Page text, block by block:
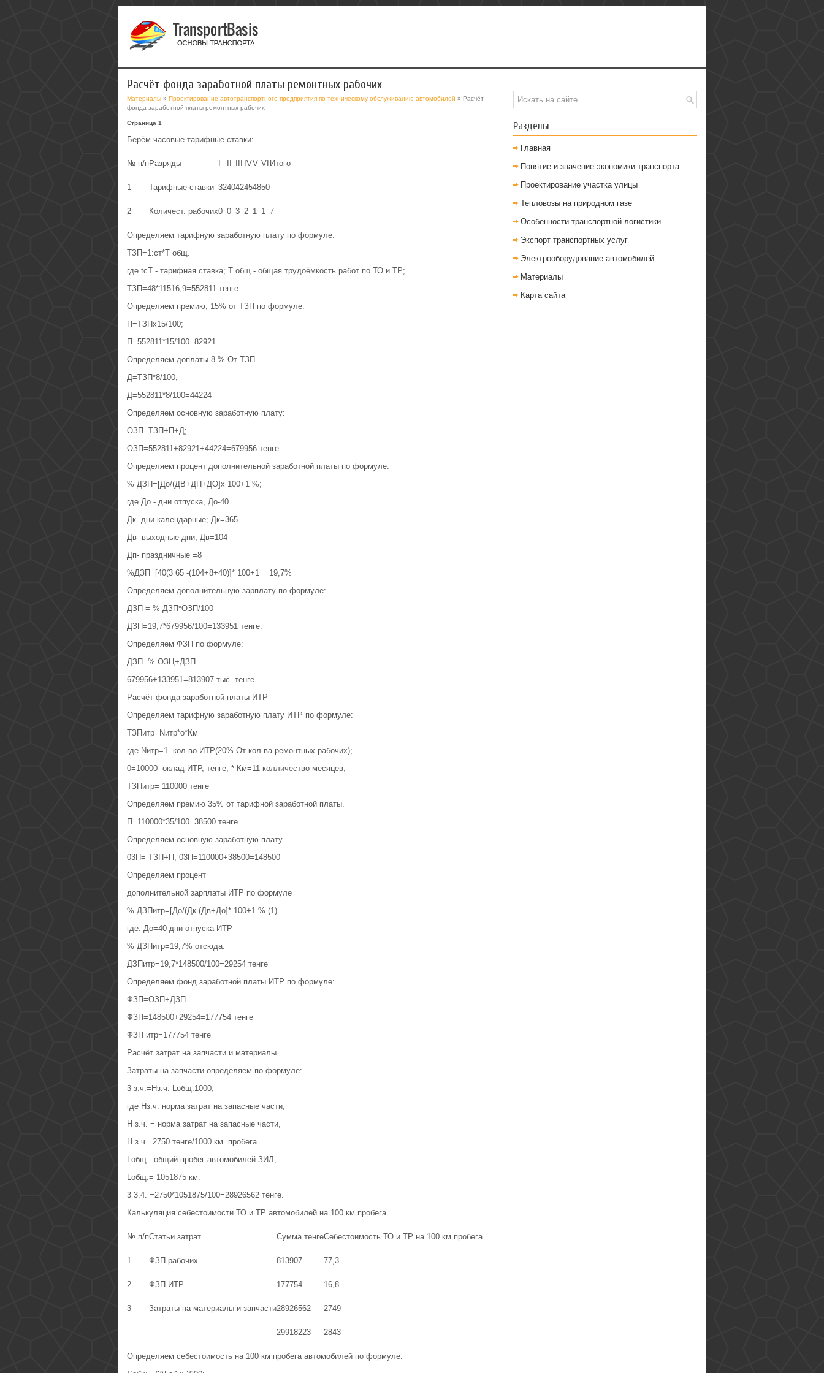
Расчёт фонда заработной платы ремонтных рабочих
Материалы » Проектирование автотранспортного предприятия по техническому обслуживанию автомобилей » Расчёт
фонда заработной платы ремонтных рабочих
Страница 1
Берём часовые тарифные ставки:
№ п/пРазряды IVV VI Итого
1 Тарифные ставки 324042454850
2 Количест. рабочих0 0 3 2 1 1 7
Определяем тарифную заработную плату по формуле:
ТЗП=1:ст*Т общ.
где tcT - тарифная ставка; Т общ - общая трудоёмкость работ по ТО и TP;
ТЗП=48*11516,9=552811 тенге.
Определяем премию, 15% от ТЗП по формуле:
П=ТЗПх15/100;
П=552811*15/100=82921
Определяем доплаты 8 % От ТЗП.
Д=ТЗП*8/100;
Д=552811*8/100=44224
Определяем основную заработную плату:
ОЗП=ТЗП+П+Д;
ОЗП=552811+82921+44224=679956 тенге
Определяем процент дополнительной заработной платы по формуле:
% ДЗП=[До/(ДВ+ДП+ДО]х 100+1 %;
где До - дни отпуска, До-40
Дк- дни календарные; Дк=365
Дв- выходные дни, Дв=104
Дп- праздничные =8
%ДЗП=[40(3 65 -(104+8+40)]* 100+1 = 19,7%
Определяем дополнительную зарплату по формуле:
ДЗП = % ДЗП*ОЗП/100
ДЗП=19,7*679956/100=133951 тенге.
Определяем ФЗП по формуле:
ДЗП=% ОЗЦ+ДЗП
679956+133951=813907 тыс. тенге.
Расчёт фонда заработной платы ИТР
Определяем тарифную заработную плату ИТР по формуле:
ТЗПитр=Nитр*о*Км
где Nитр=1- кол-во ИТР(20% От кол-ва ремонтных рабочих);
0=10000- оклад ИТР, тенге; * Км=11-колличество месяцев;
ТЗПитр= 110000 тенге
Определяем премию 35% от тарифной заработной платы.
П=110000*35/100=38500 тенге.
Определяем основную заработную плату
03П= ТЗП+П; 03П=110000+38500=148500
Определяем процент
дополнительной зарплаты ИТР по формуле
% ДЗПитр=[До/(Дк-(Дв+До]* 100+1 % (1)
где: До=40-дни отпуска ИТР
% ДЗПитр=19,7% отсюда:
ДЗПитр=19,7*148500/100=29254 тенге
Определяем фонд заработной платы ИТР по формуле:
ФЗП=ОЗП+ДЗП
ФЗП=148500+29254=177754 тенге
ФЗП итр=177754 тенге
Расчёт затрат на запчасти и материалы
Затраты на запчасти определяем по формуле:
3 з.ч.=Нз.ч. Lобщ.1000;
где Нз.ч. норма затрат на запасные части,
Н з.ч. = норма затрат на запасные части,
Н.з.ч.=2750 тенге/1000 км. пробега.
Lобщ.- общий пробег автомобилей ЗИЛ,
Lобщ.= 1051875 км.
3 3.4. =2750*1051875/100=28926562 тенге.
Калькуляция себестоимости ТО и ТР автомобилей на 100 км пробега
№ п/пСтатьи затрат Сумма тенгеСебестоимость ТО и TP на 100 км пробега
1 ФЗП рабочих 813907 77,3
2 ФЗП ИТР 177754 16,8
3 Затраты на материалы и запчасти28926562 2749
29918223 2843
Определяем себестоимость на 100 км пробега автомобилей по формуле:
Разделы
Главная
Понятие и значение экономики транспорта
Проектирование участка улицы
Тепловозы на природном газе
Особенности транспортной логистики
Экспорт транспортных услуг
Электрооборудование автомобилей
Материалы
Карта сайта